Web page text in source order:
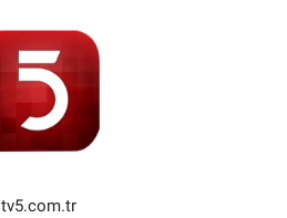
tv5.com.tr